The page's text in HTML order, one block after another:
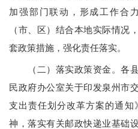
加强部门联动，形成工作合
（市、区）结合本地实际情况
套政策措施，强化责任落实。
（二）落实政策资金。各县
民政府办公室关于印发泉州市
支出责任划分改革方案的通知
神，落实有关邮政快递业基础